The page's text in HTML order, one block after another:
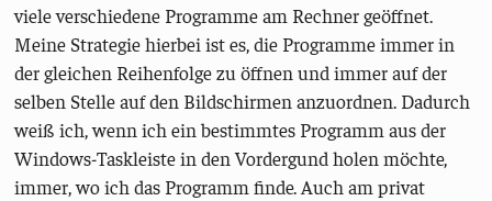
viele verschiedene Programme am Rechner geöffnet.
Meine Strategie hierbei ist es, die Programme immer in
der gleichen Reihenfolge zu öffnen und immer auf der
selben Stelle auf den Bildschirmen anzuordnen. Dadurch
weiß ich, wenn ich ein bestimmtes Programm aus der
Windows-Taskleiste in den Vordergund holen möchte,
immer, wo ich das Programm finde. Auch am privat